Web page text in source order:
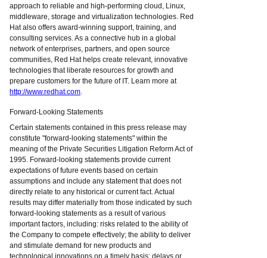
approach to reliable and high-performing cloud, Linux,
middleware, storage and virtualization technologies. Red
Hat also offers award-winning support, training, and
consulting services. As a connective hub in a global
network of enterprises, partners, and open source
communities, Red Hat helps create relevant, innovative
technologies that liberate resources for growth and
prepare customers for the future of IT. Learn more at
http://www.redhat.com.
Forward-Looking Statements
Certain statements contained in this press release may
constitute "forward-looking statements" within the
meaning of the Private Securities Litigation Reform Act of
1995. Forward-looking statements provide current
expectations of future events based on certain
assumptions and include any statement that does not
directly relate to any historical or current fact. Actual
results may differ materially from those indicated by such
forward-looking statements as a result of various
important factors, including: risks related to the ability of
the Company to compete effectively; the ability to deliver
and stimulate demand for new products and
technological innovations on a timely basis; delays or